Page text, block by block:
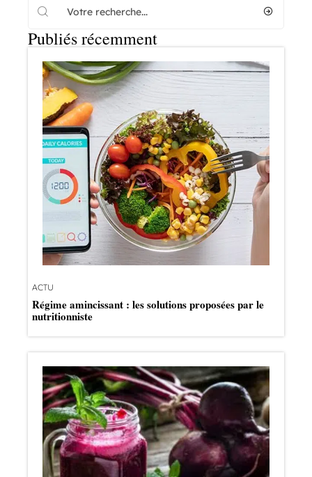
Publiés récemment
ACTU
Régime amincissant : les solutions proposées par le
nutritionniste